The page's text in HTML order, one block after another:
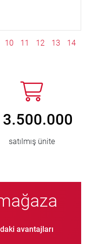
10 11 12 13
14
3.500.000
satılmış ünite
avantajları